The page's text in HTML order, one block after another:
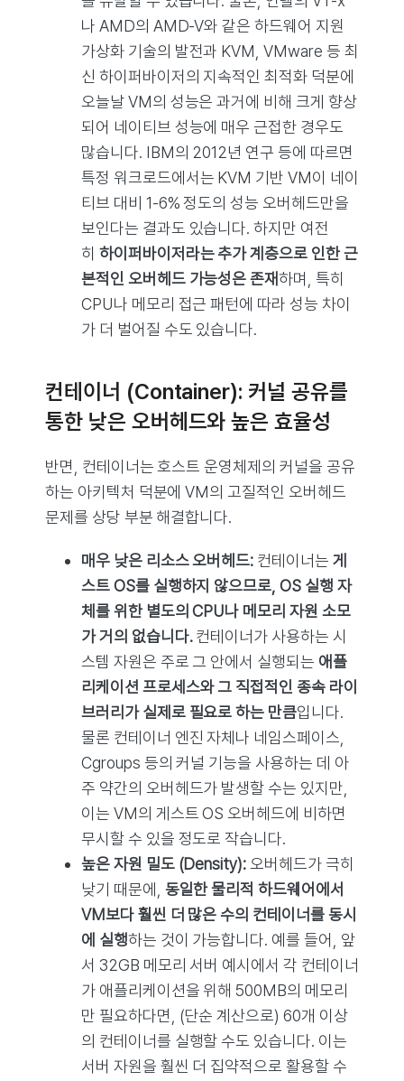
나 AMD의 AMD-V와 같은 하드웨어 지원
가상화 기술의 발전과 KVM, VMware 등 최
신 하이퍼바이저의 지속적인 최적화 덕분에
오늘날 VM의 성능은 과거에 비해 크게 향상
되어 네이티브 성능에 매우 근접한 경우도
많습니다. IBM의 2012년 연구 등에 따르면
특정 워크로드에서는 KVM 기반 VM이 네이
티브 대비 1-6% 정도의 성능 오버헤드만을
보인다는 결과도 있습니다. 하지만 여전
히 하이퍼바이저라는 추가 계층으로 인한 근
본적인 오버헤드 가능성은 존재하며, 특히
CPU나 메모리 접근 패턴에 따라 성능 차이
가 더 벌어질 수도 있습니다.
컨테이너 (Container): 커널 공유를
통한 낮은 오버헤드와 높은 효율성
반면, 컨테이너는 호스트 운영체제의 커널을 공유
하는 아키텍처 덕분에 VM의 고질적인 오버헤드
문제를 상당 부분 해결합니다.
매우 낮은 리소스 오버헤드: 컨테이너는 게
스트 OS를 실행하지 않으므로, OS 실행 자
체를 위한 별도의 CPU나 메모리 자원 소모
가 거의 없습니다.컨테이너가 사용하는 시
스템 자원은 주로 그 안에서 실행되는 애플
리케이션 프로세스와 그 직접적인 종속 라이
브러리가 실제로 필요로 하는 만큼입니다.
물론 컨테이너 엔진 자체나 네임스페이스,
Cgroups 등의 커널 기능을 사용하는 데 아
주 약간의 오버헤드가 발생할 수는 있지만,
이는 VM의 게스트 OS 오버헤드에 비하면
무시할 수 있을 정도로 작습니다.
높은 자원 밀도 (Density):오버헤드가 극히
낮기 때문에, 동일한 물리적 하드웨어에서
VM보다 훨씬 더 많은 수의 컨테이너를 동시
에 실행하는 것이 가능합니다. 예를 들어, 앞
서 32GB 메모리 서버 예시에서 각 컨테이너
가 애플리케이션을 위해 500MB의 메모리
만 필요하다면, (단순 계산으로) 60개 이상
의 컨테이너를 실행할 수도 있습니다. 이는
서버 자원을 훨씬 더 집약적으로 활용할 수